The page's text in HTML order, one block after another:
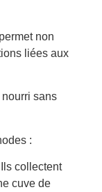
non
liées aux
sans
:
Ils collectent
cuve de